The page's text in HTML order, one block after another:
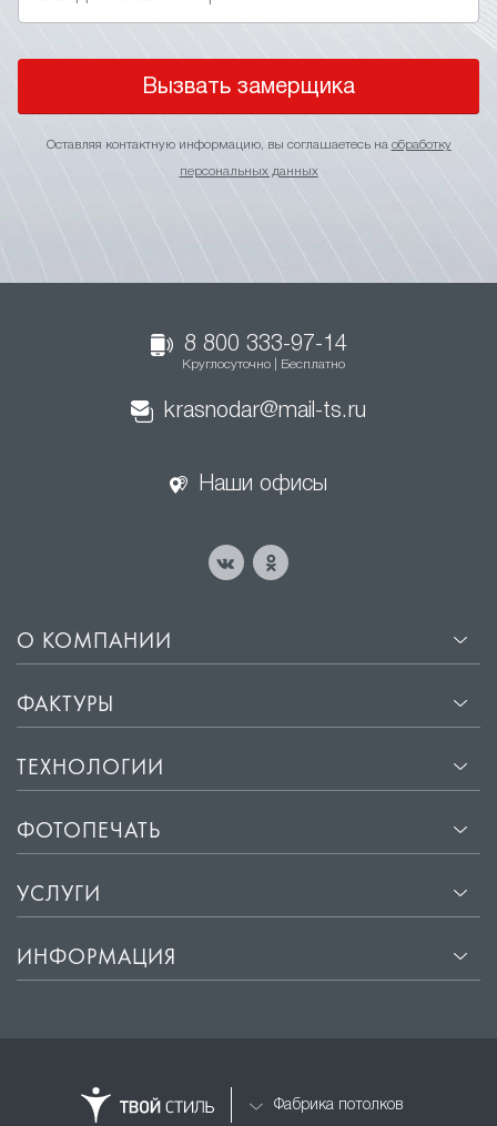
Вызвать замерщика
Оставляя контактную информацию, вы соглашаетесь на обработку
персональных данных
8 800 333-97-14
Круглосуточно | Бесплатно
krasnodar@mail-ts.ru
Наши офисы
О КОМПАНИИ
ФАКТУРЫ
ТЕХНОЛОГИИ
ФОТОПЕЧАТЬ
УСЛУГИ
ИНФОРМАЦИЯ
Фабрика потолков